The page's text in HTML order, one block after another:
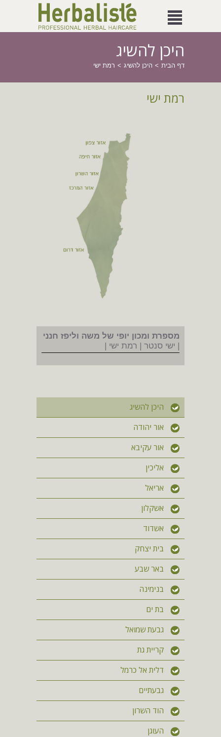
היכן להשיג
דף הבית היכן להשיג רמת ישי
רמת ישי
מספרת ומכון יופי של משה וליפז חנני
| ישי סנטר | רמת ישי |
היכן להשיג
אור יהודה
אור עקיבא
אליכין
אריאל
אשקלון
אשדוד
בית יצחק
באר שבע
בנימינה
בת ים
גבעת שמואל
קריית גת
דלית אל כרמל
גבעתיים
הוד השרון
העוגן